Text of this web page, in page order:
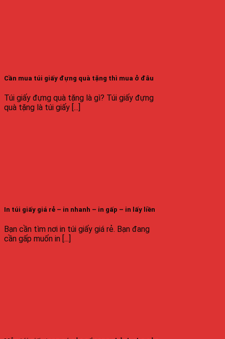
Cần mua túi giấy đựng quà tặng thì mua ở đâu
Túi giấy đựng quà tặng là gì? Túi giấy đựng
quà tặng là túi giấy [...]
In túi giấy giá rẻ – in nhanh – in gấp – in lấy liền
Bạn cần tìm nơi in túi giấy giá rẻ. Bạn đang
cần gấp muốn in [...]